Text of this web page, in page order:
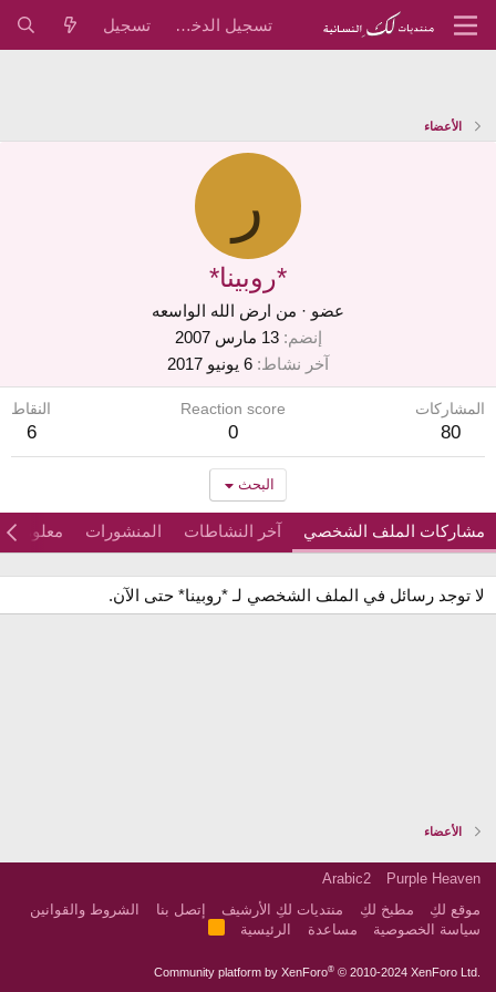
تسجيل الدخول تسجيل
الأعضاء
ر
*روبينا*
عضو · من ارض الله الواسعه
إنضم
13 مارس 2007
آخر نشاط 6 يونيو 2017
المشاركات
80
Reaction score
0
النقاط
6
البحث
مشاركات الملف الشخصي آخر النشاطات المنشورات معلومات
لا توجد رسائل في الملف الشخصي لـ *روبينا* حتى الآن.
الأعضاء
Purple Heaven
Arabic2
موقع لكِ
مطبخ لكِ منتديات لكِ الأرشيف إتصل بنا
الشروط والقوانين
سياسة الخصوصية
مساعدة الرئيسية
Community platform by XenForo® © 2010-2024 XenForo Ltd.